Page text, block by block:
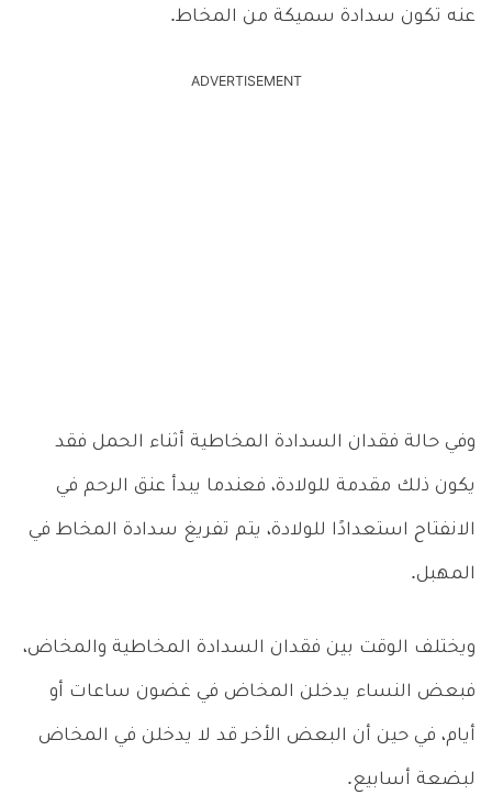
عنه تكون سدادة سميكة من المخاط.
ADVERTISEMENT
وفي حالة فقدان السدادة المخاطية أثناء الحمل فقد
يكون ذلك مقدمة للولادة، فعندما يبدأ عنق الرحم في
الانفتاح استعدادًا للولادة، يتم تفريغ سدادة المخاط في
المهبل.
ويختلف الوقت بين فقدان السدادة المخاطية والمخاض،
فبعض النساء يدخلن المخاض في غضون ساعات أو
أيام، في حين أن البعض الأخر قد لا يدخلن في المخاض
لبضعة أسابيع.